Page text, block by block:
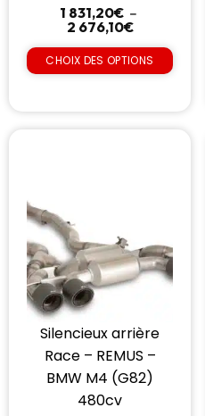
1 831,20€ –
2 676,10€
CHOIX DES OPTIONS
Silencieux arrière
Race – REMUS –
BMW M4 (G82)
480cv